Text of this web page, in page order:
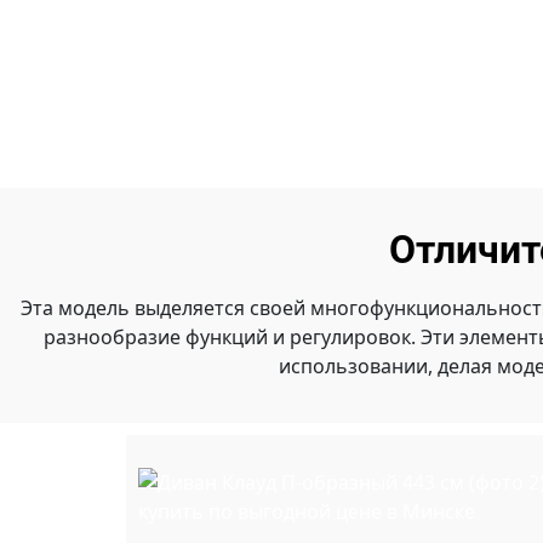
Эта модель выделяется своей
разнообразие функций и регулировок. Эти
использовании, делая